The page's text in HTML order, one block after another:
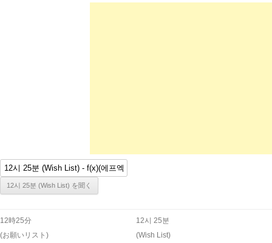
12時25分
(お願いリスト)
12시 25분
(Wish List)